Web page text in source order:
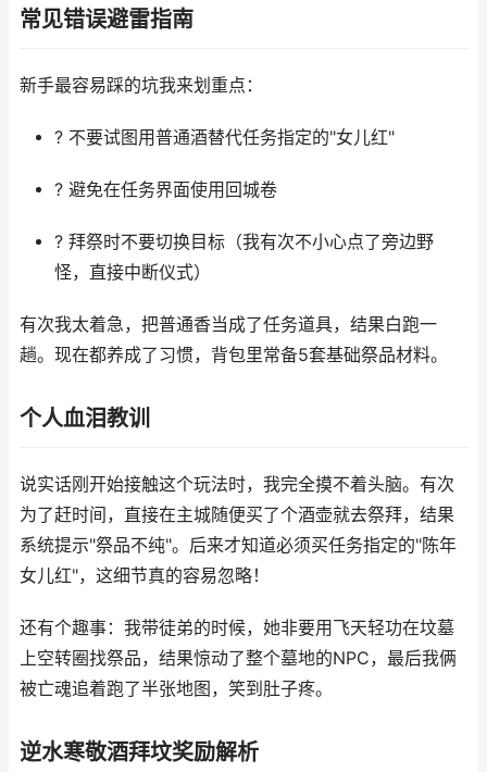
常见错误避雷指南
新手最容易踩的坑我来划重点：
? 不要试图用普通酒替代任务指定的"女儿红"
? 避免在任务界面使用回城卷
? 拜祭时不要切换目标（我有次不小心点了旁边野
怪，直接中断仪式）
有次我太着急，把普通香当成了任务道具，结果白跑一
趟。现在都养成了习惯，背包里常备5套基础祭品材料。
个人血泪教训
说实话刚开始接触这个玩法时，我完全摸不着头脑。有次
为了赶时间，直接在主城随便买了个酒壶就去祭拜，结果
系统提示"祭品不纯"。后来才知道必须买任务指定的"陈年
女儿红"，这细节真的容易忽略！
还有个趣事：我带徒弟的时候，她非要用飞天轻功在坟墓
上空转圈找祭品，结果惊动了整个墓地的NPC，最后我俩
被亡魂追着跑了半张地图，笑到肚子疼。
逆水寒敬酒拜坟奖励解析